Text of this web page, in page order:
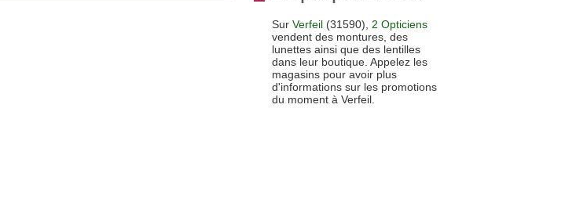
Sur Verfeil (31590), 2 Opticiens
vendent des montures, des
lunettes ainsi que des lentilles
dans leur boutique. Appelez les
magasins pour avoir plus
d'informations sur les promotions
du moment à Verfeil.